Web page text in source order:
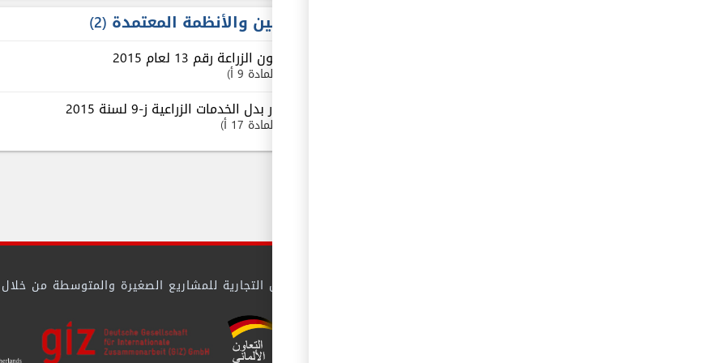
القوانين والأنظمة المعتمدة 2
قانون الزراعة رقم 13 لعام 2015
المادة 9 أ
قرار بدل الخدمات الزراعية ز-9 لسنة 2015
المادة 17 أ
مشروع "تحسين بيئة الأعمال التجارية للمشاريع الصغيرة والمتوسطة من خلال